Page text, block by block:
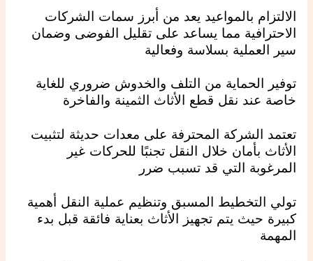
الالتزام بالمواعيد يعد من أبرز سمات الشركات
الاحترافية مما يساعد على تقليل الفوضى وضمان
سير العملية بسلاسة وفعالية
توفير الحماية من التلف والخدوش ضروري للغاية
خاصة عند نقل قطع الأثاث الثمينة والفاخرة
تعتمد الشركة المحترفة على معدات حديثة لتثبيت
الأثاث بأمان خلال النقل تجنبًا للحركات غير
المرغوبة التي قد تسبب ضرر
تولي التخطيط المسبق وتنظيم عملية النقل أهمية
كبيرة حيث يتم تجهيز الأثاث بعناية فائقة قبل بدء
المهمة